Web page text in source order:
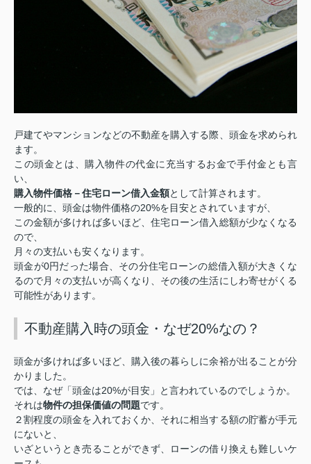
戸建てやマンションなどの不動産を購入する際、頭金を求められ
ます。
この頭金とは、購入物件の代金に充当するお金で手付金とも言
い、
購入物件価格－住宅ローン借入金額として計算されます。
一般的に、頭金は物件価格の20%を目安とされていますが、
この金額が多ければ多いほど、住宅ローン借入総額が少なくなる
ので、
月々の支払いも安くなります。
頭金が0円だった場合、その分住宅ローンの総借入額が大きくな
るので月々の支払いが高くなり、その後の生活にしわ寄せがくる
可能性があります。
不動産購入時の頭金・なぜ20%なの？
頭金が多ければ多いほど、購入後の暮らしに余裕が出ることが分
かりました。
では、なぜ「頭金は20%が目安」と言われているのでしょうか。
それは物件の担保価値の問題です。
２割程度の頭金を入れておくか、それに相当する額の貯蓄が手元
にないと、
いざというとき売ることができず、ローンの借り換えも難しいケ